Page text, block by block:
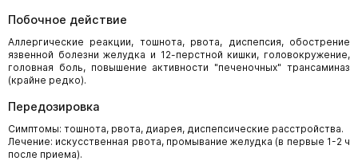
Побочное действие
Аллергические реакции, тошнота, рвота, диспепсия, обострение
язвенной болезни желудка и 12-перстной кишки, головокружение,
головная боль, повышение активности "печеночных" трансаминаз
(крайне редко).
Передозировка
Симптомы: тошнота, рвота, диарея, диспепсические расстройства.
Лечение: искусственная рвота, промывание желудка (в первые 1-2 ч
после приема).